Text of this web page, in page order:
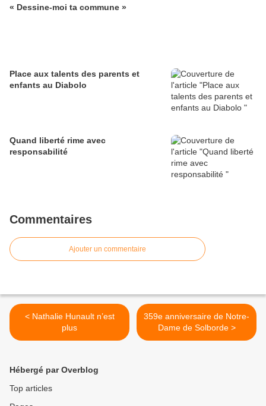
« Dessine-moi ta commune »
Place aux talents des parents et
enfants au Diabolo
Quand liberté rime avec
responsabilité
Commentaires
Ajouter un commentaire
< Nathalie Hunault n’est
plus
359e anniversaire de Notre-
Dame de Solborde >
Hébergé par Overblog
Top articles